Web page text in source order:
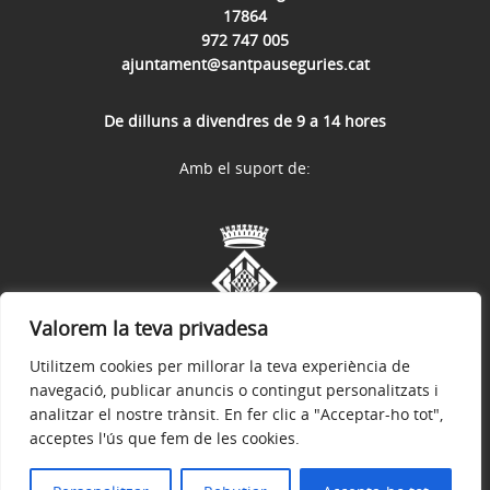
Valorem la teva privadesa
Utilitzem cookies per millorar la teva experiència de
navegació, publicar anuncis o contingut personalitzats i
analitzar el nostre trànsit. En fer clic a "Acceptar-ho tot",
acceptes l'ús que fem de les cookies.
17864
972 747 005
ajuntament@santpauseguries.cat
De dilluns a divendres de 9 a 14 hores
Avís legal Política de privacitat
© 2026
Amb el suport de: